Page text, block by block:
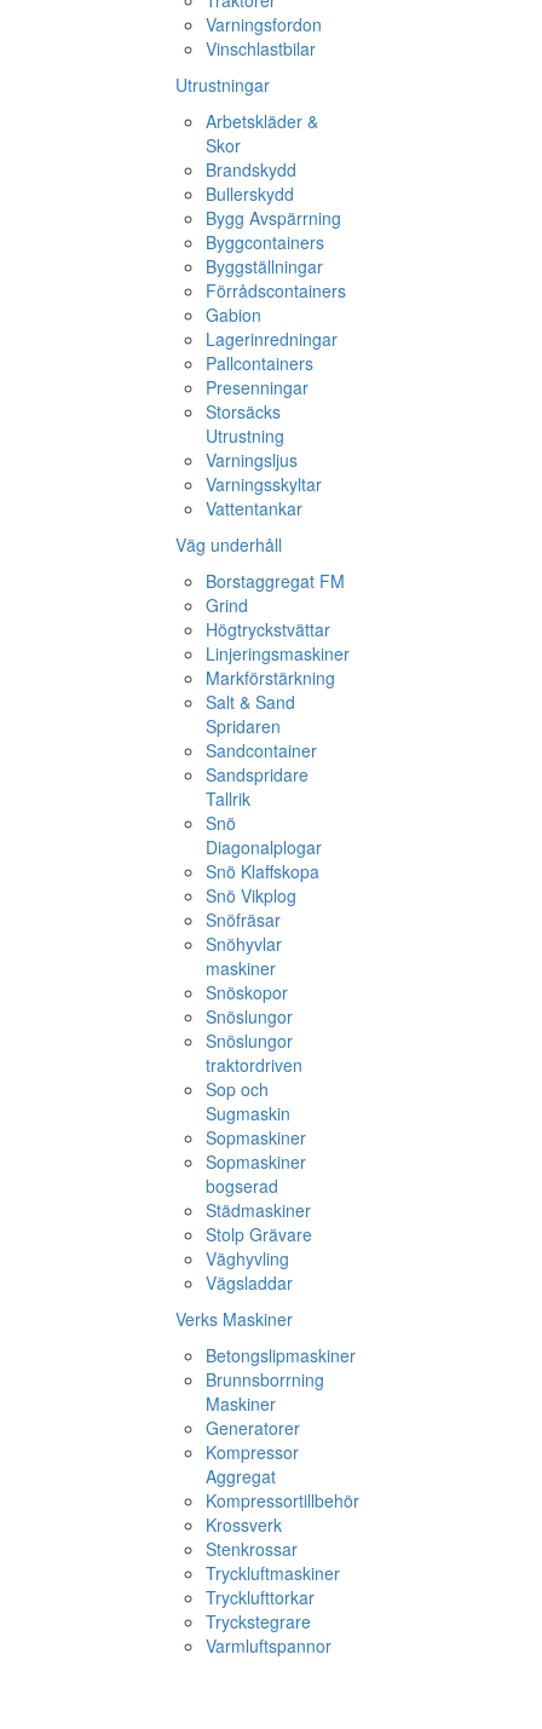
Varningsfordon
Vinschlastbilar
Utrustningar
Arbetskläder &
Skor
Brandskydd
Bullerskydd
Bygg Avspärrning
Byggcontainers
Byggställningar
Förrådscontainers
Gabion
Lagerinredningar
Pallcontainers
Presenningar
Storsäcks
Utrustning
Varningsljus
Varningsskyltar
Vattentankar
Väg underhåll
Borstaggregat FM
Grind
Högtryckstvättar
Linjeringsmaskiner
Markförstärkning
Salt & Sand
Spridaren
Sandcontainer
Sandspridare
Tallrik
Snö
Diagonalplogar
Snö Klaffskopa
Snö Vikplog
Snöfräsar
Snöhyvlar
maskiner
Snöskopor
Snöslungor
Snöslungor
traktordriven
Sop och
Sugmaskin
Sopmaskiner
Sopmaskiner
bogserad
Städmaskiner
Stolp Grävare
Väghyvling
Vägsladdar
Verks Maskiner
Betongslipmaskiner
Brunnsborrning
Maskiner
Generatorer
Kompressor
Aggregat
Kompressortillbehör
Krossverk
Stenkrossar
Tryckluftmaskiner
Trycklufttorkar
Tryckstegrare
Varmluftspannor